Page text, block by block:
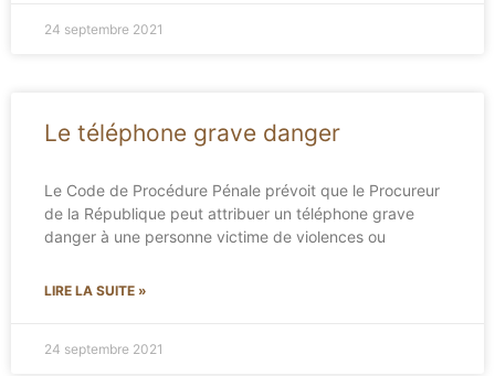
24 septembre 2021
Le téléphone grave danger
Le Code de Procédure Pénale prévoit que le Procureur
de la République peut attribuer un téléphone grave
danger à une personne victime de violences ou
LIRE LA SUITE »
24 septembre 2021